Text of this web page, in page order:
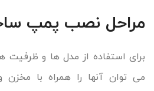
مراحل نصب پمپ
برای استفاده از مدل ها و
می توان آنها را همراه با